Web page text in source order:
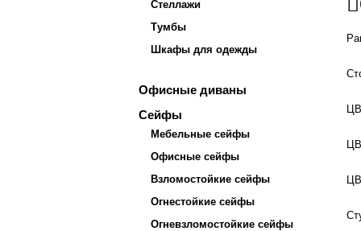
Стеллажи
Тумбы
Шкафы для одежды
Офисные диваны
Сейфы
Мебельные сейфы
Офисные сейфы
Взломостойкие сейфы
Огнестойкие сейфы
Огневзломостойкие сейфы